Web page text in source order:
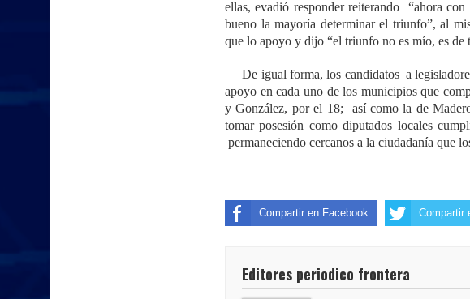
ellas, evadió responder reiterando “ahora
bueno la mayoría determinar el triunfo”, al
que lo apoyo y dijo “el triunfo no es mío, es de
De igual forma, los candidatos a
apoyo en cada uno de los municipios que
y González, por el 18; así como la de
tomar posesión como diputados locales
permaneciendo cercanos a la ciudadanía que
Compartir en Facebook Compartir
Editores periodico frontera